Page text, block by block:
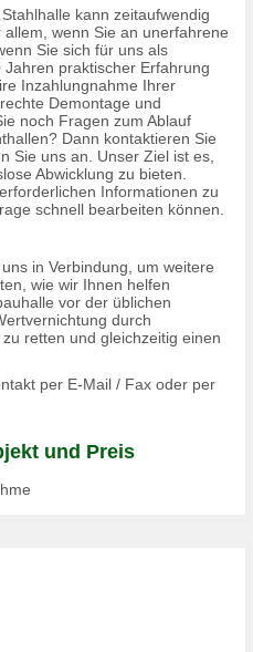
kann zeitaufwendig
wenn Sie an unerfahrene
Sie sich für uns als
praktischer Erfahrung
Inzahlungnahme Ihrer
Demontage und
noch Fragen zum Ablauf
Dann kontaktieren Sie
Sie uns an. Unser Ziel ist es,
Abwicklung zu bieten.
Informationen zu
schnell bearbeiten können.
in Verbindung, um weitere
wie wir Ihnen helfen
vor der üblichen
durch
retten und gleichzeitig einen
per E-Mail / Fax oder per
und Preis